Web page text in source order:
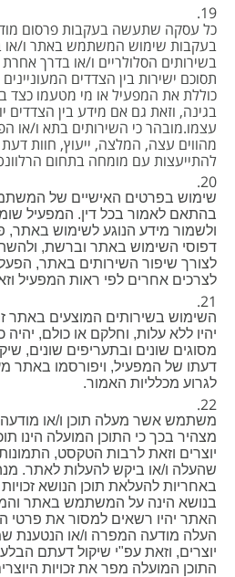
כל עסקה שתעשה בעקבות פרסום
בעקבות שימוש המשתמש באתר ו/או
בשירותים הסלולריים ו/או בדרך
תסוכם ישירות בין הצדדים
כוללת את המפעיל או מי מטעמו כצד
בגינה, וזאת גם אם מידע בין הצדדים
עצמו.מובהר כי השירותים בתא ו/או
מהווים עצה, המלצה, ייעוץ, חוות
להתייעצות עם מומחה בתחום
שימוש בפרטים האישיים של
בהתאם לאמור בכל דין. המפעיל
ולשמור מידע הנוגע לשימוש באתר,
דפוסי השימוש באתר וברשת,
לצורך שיפור השירותים באתר,
לצרכים אחרים לפי ראות המפעיל
השימוש בשירותים המוצעים באתר
יהיו ללא עלות, וחלקם או כולם,
מסוגים שונים ובתעריפים שונים,
דעתו של המפעיל, ויפורסמו באתר
לגרוע מכלליות האמור.
משתמש אשר מעלה תוכן ו/או
מצהיר בכך כי התוכן המועלה הינו
יוצרים וזאת לרבות הטקסט,
שהעלה ו/או ביקש להעלות לאתר.
באחריות להעלאת תוכן הנושא זכויות
בנושא הינה על המשתמש באתר
האתר יהיו רשאים למסור את
העלה מודעה המפרה ו/או הנטענת
יוצרים, וזאת עפ"י שיקול דעתם
התוכן המועלה מפר את זכויות